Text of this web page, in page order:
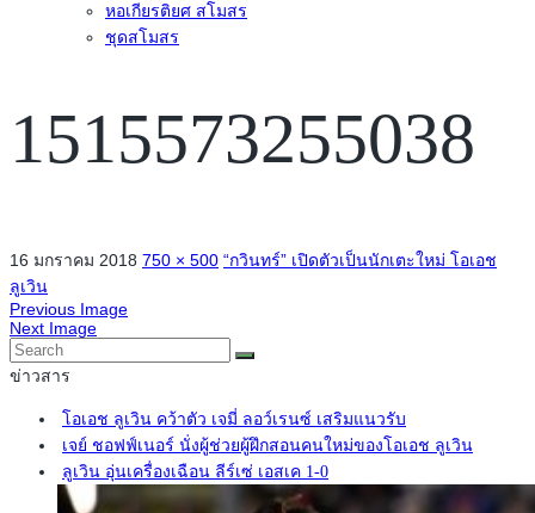
หอเกียรติยศ สโมสร
ชุดสโมสร
1515573255038
16 มกราคม 2018 750 × 500 “กวินทร์” เปิดตัวเป็นนักเตะใหม่ โอเอช
ลูเวิน
Previous Image
Next Image
ข่าวสาร
โอเอช ลูเวิน คว้าตัว เจมี่ ลอว์เรนซ์ เสริมแนวรับ
เจย์ ชอฟฟ์เนอร์ นั่งผู้ช่วยผู้ฝึกสอนคนใหม่ของโอเอช ลูเวิน
ลูเวิน อุ่นเครื่องเฉือน ลีร์เซ่ เอสเค 1-0